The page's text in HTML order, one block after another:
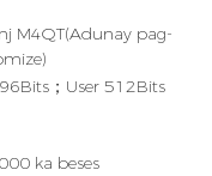
M4QT(Adunay pag-
；User 512Bits
ka beses